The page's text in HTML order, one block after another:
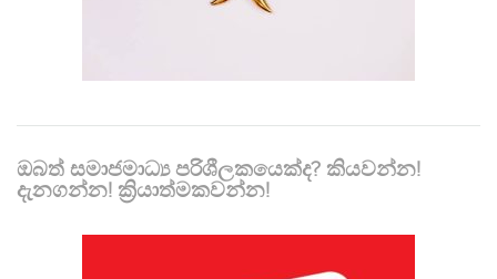
ඔබත් සමාජමාධ්‍ය පරිශීලකයෙක්ද? කියවන්න!
දැනගන්න! ක්‍රියාත්මකවන්න!